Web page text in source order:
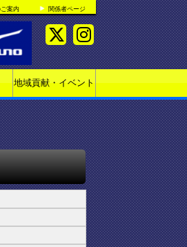
案内 関係者ページ
地域貢献・イベント